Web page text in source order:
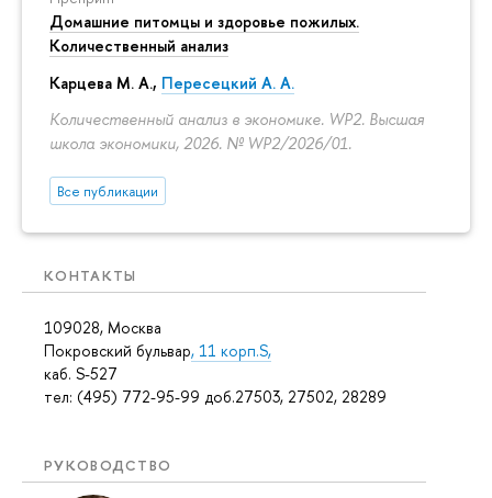
Домашние питомцы и здоровье пожилых.
Количественный анализ
Карцева М. А., Пересецкий А. А.
Количественный анализ в экономике. WP2. Высшая
школа экономики, 2026. № WP2/2026/01.
Все публикации
КОНТАКТЫ
109028, Москва
Покровский бульвар, 11 корп.S,
каб. S-527
тел: (495) 772-95-99 доб.27503, 27502, 28289
РУКОВОДСТВО